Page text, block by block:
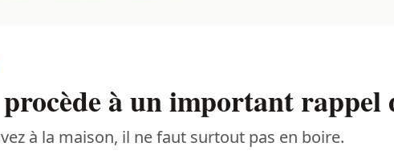
à un important
à la maison, il ne faut surtout pas en boire.